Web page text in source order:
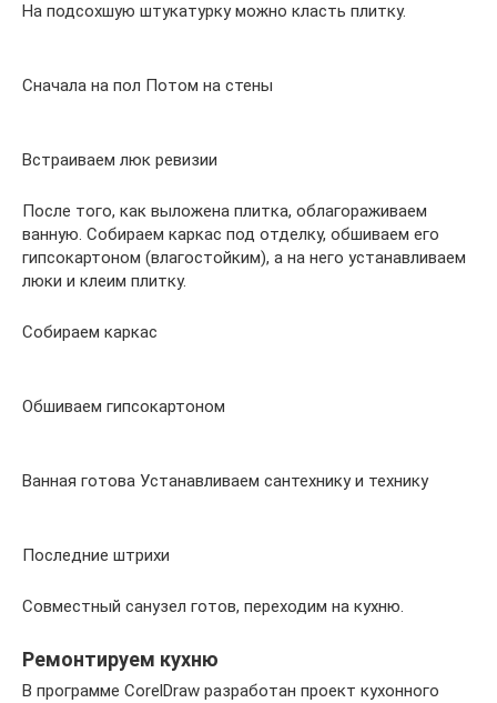
На подсохшую штукатурку можно класть плитку.
Сначала на пол Потом на стены
Встраиваем люк ревизии
После того, как выложена плитка, облагораживаем
ванную. Собираем каркас под отделку, обшиваем его
гипсокартоном (влагостойким), а на него устанавливаем
люки и клеим плитку.
Собираем каркас
Обшиваем гипсокартоном
Ванная готова Устанавливаем сантехнику и технику
Последние штрихи
Совместный санузел готов, переходим на кухню.
Ремонтируем кухню
В программе CorelDraw разработан проект кухонного